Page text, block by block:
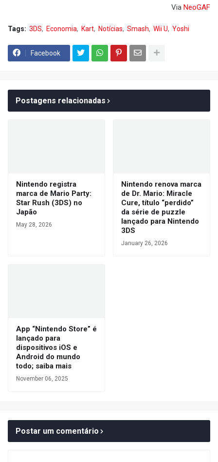
Via NeoGAF
Tags: 3DS Economia Kart Notícias Smash Wii U Yoshi
Facebook
Postagens relacionadas
Nintendo registra
marca de Mario Party:
Star Rush (3DS) no
Japão
May 28, 2026
Nintendo renova marca
de Dr. Mario: Miracle
Cure, título “perdido”
da série de puzzle
lançado para Nintendo
3DS
January 26, 2026
App “Nintendo Store” é
lançado para
dispositivos iOS e
Android do mundo
todo; saiba mais
November 06, 2025
Postar um comentário